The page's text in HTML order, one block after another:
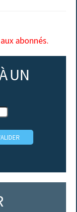
abonnés.
UN